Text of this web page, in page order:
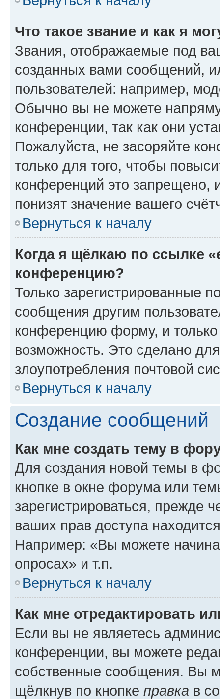
Что такое звание и как я
Звания, отображаемые под
созданных вами сообщений,
пользователей: например,
Обычно вы не можете
конференции, так как они
Пожалуйста, не засоряйте
только для того, чтобы
конференций это запрещено,
понизят значение вашего
Вернуться к началу
Когда я щёлкаю по ссылке
конференцию?
Только зарегистрированные
сообщения другим
конференцию форму, и
возможность. Это сделано
злоупотребления почтовой
Вернуться к началу
Создание сообщений
Как мне создать тему в
Для создания новой темы в
кнопке в окне форума или
зарегистрироваться, прежде
ваших прав доступа
Например: «Вы можете
опросах» и т.п.
Вернуться к началу
Как мне отредактировать
Если вы не являетесь
конференции, вы можете
собственные сообщения. Вы
щёлкнув по кнопке правка в